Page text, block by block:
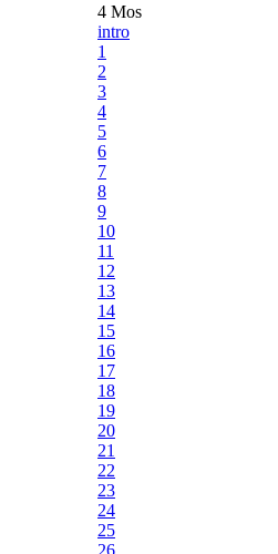
4 Mos
intro
1
2
3
4
5
6
7
8
9
10
11
12
13
14
15
16
17
18
19
20
21
22
23
24
25
26